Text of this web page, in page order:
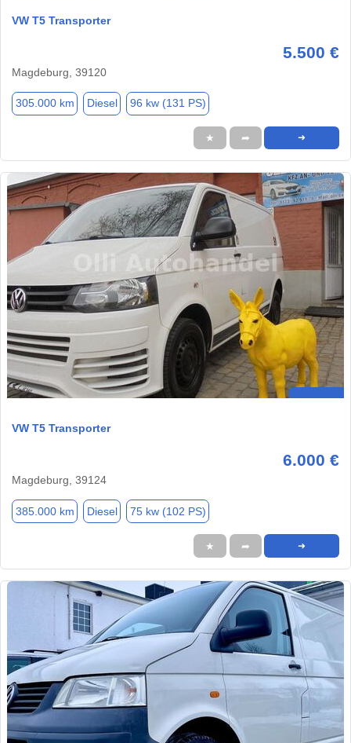
VW T5 Transporter
5.500 €
Magdeburg, 39120
305.000 km Diesel 96 kw (131 PS)
★ ➦ ➜
VW T5 Transporter
6.000 €
Magdeburg, 39124
385.000 km Diesel 75 kw (102 PS)
★ ➦ ➜